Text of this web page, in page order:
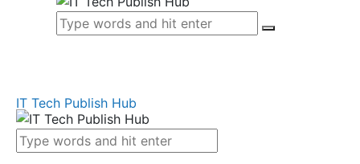
IT Tech Publish Hub